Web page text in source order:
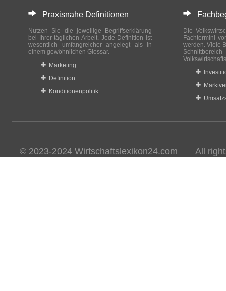
Praxisnahe Definitionen
Nutzen Sie die jeweilige Begriffserklärung
bei Ihrer täglichen Arbeit. Jede Definition ist
wesentlich umfangreicher angelegt als in
einem gewöhnlichen Glossar.
Marketing
Definition
Konditionenpolitik
Die
Fachtermini
werden. Viele
© 2023-2024 Wirtschaftslexikon24.com All